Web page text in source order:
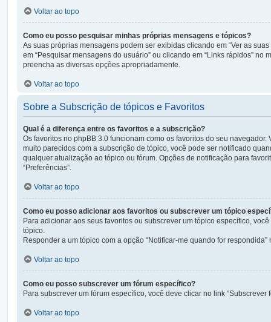
Voltar ao topo
Como eu posso pesquisar minhas próprias mensagens e tópicos?
As suas próprias mensagens podem ser exibidas clicando em “Ver as
em “Pesquisar mensagens do usuário” ou clicando em “Links rápidos”
preencha as diversas opções apropriadamente.
Voltar ao topo
Sobre a Subscrição de tópicos e Favoritos
Qual é a diferença entre os favoritos e a subscrição?
Os favoritos no phpBB 3.0 funcionam como os favoritos do seu
muito parecidos com a subscrição de tópico, você pode ser notificado
qualquer atualização ao tópico ou fórum. Opções de notificação para
“Preferências”.
Voltar ao topo
Como eu posso adicionar aos favoritos ou subscrever um tópico
Para adicionar aos seus favoritos ou subscrever um tópico específico,
tópico.
Responder a um tópico com a opção “Notificar-me quando for
Voltar ao topo
Como eu posso subscrever um fórum específico?
Para subscrever um fórum específico, você deve clicar no link
Voltar ao topo